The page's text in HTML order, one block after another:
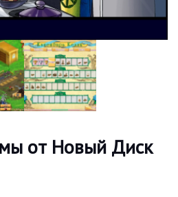
от Новый Диск